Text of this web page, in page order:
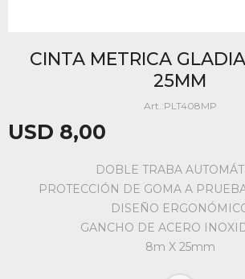
CINTA METRICA
25MM
PLT408MP
USD 8,00
DOBLE TRABA
PROTECCIÓN DE GOMA A
DISEÑO
GANCHO DE ACERO
8m X 25mm